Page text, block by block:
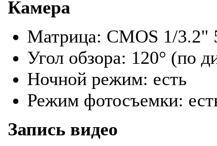
Камера
Матрица: CMOS 1/3.2"
Угол обзора: 120° (по
Ночной режим: есть
Режим фотосъемки:
Запись видео